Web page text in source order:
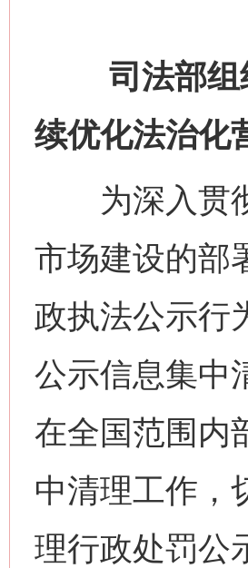
司法部组织
续优化法治化
为深入贯彻
市场建设的部
政执法公示行
公示信息集中
在全国范围内
中清理工作，
理行政处罚公